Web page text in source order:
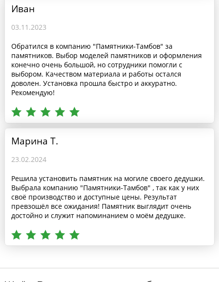
Иван
03.11.2023
Обратился в компанию "Памятники-Тамбов" за
памятников. Выбор моделей памятников и оформления
конечно очень большой, но сотрудники помогли с
выбором. Качеством материала и работы остался
доволен. Установка прошла быстро и аккуратно.
Рекомендую!
Марина Т.
23.02.2024
Решила установить памятник на могиле своего дедушки.
Выбрала компанию "Памятники-Тамбов" , так как у них
своё производство и доступные цены. Результат
превзошёл все ожидания! Памятник выглядит очень
достойно и служит напоминанием о моём дедушке.